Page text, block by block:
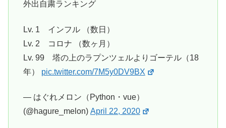
外出自粛ランキング
Lv. 1 インフル （数日）
Lv. 2 コロナ （数ヶ月）
Lv. 99 塔の上のラプンツェルよりゴーテル（18
年） pic.twitter.com/7M5y0DV9BX
— はぐれメロン（Python・vue）
(@hagure_melon) April 22, 2020